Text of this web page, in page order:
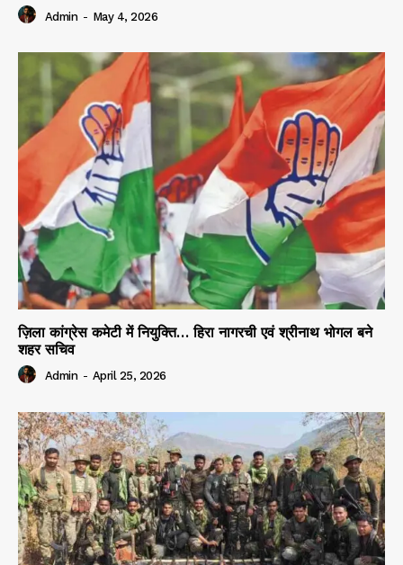
Admin - May 4, 2026
ज़िला कांग्रेस कमेटी में नियुक्ति… हिरा नागरची एवं श्रीनाथ भोगल बने
शहर सचिव
Admin - April 25, 2026